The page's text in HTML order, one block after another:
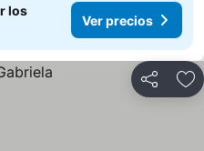
los
Ver precios
Compartir